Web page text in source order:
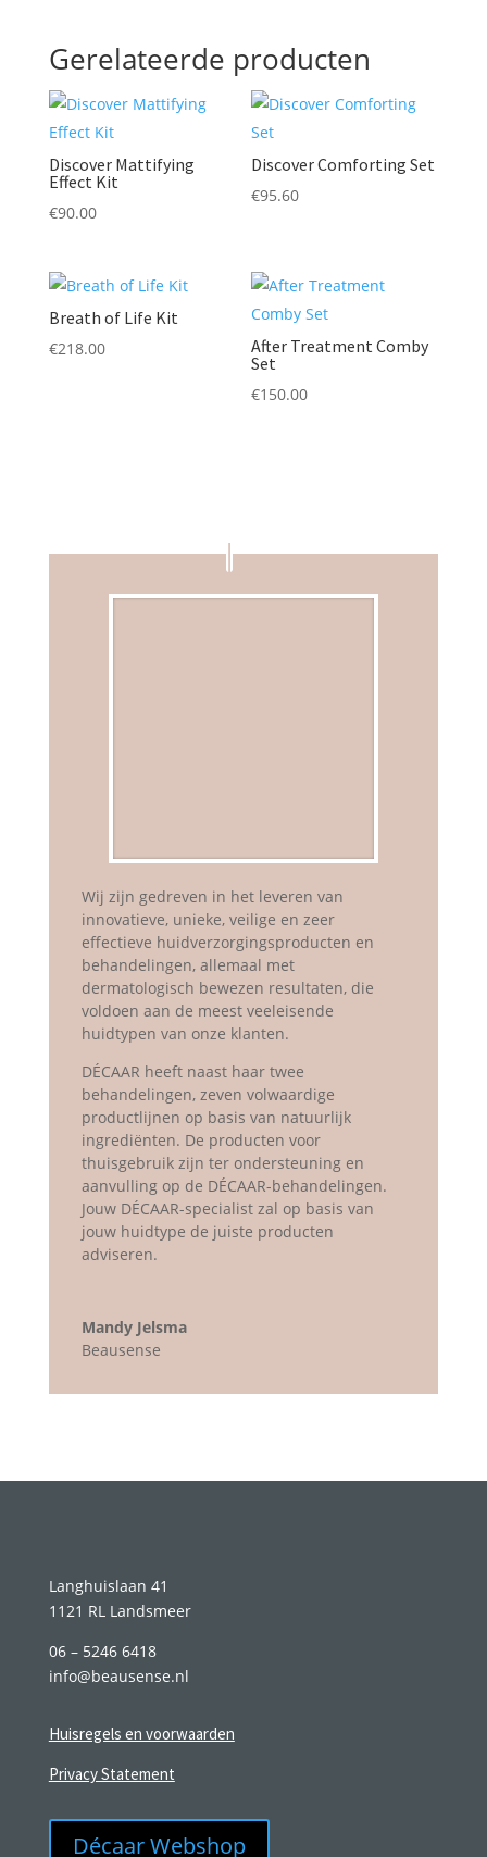
Gerelateerde producten
Discover Mattifying
Effect Kit
€90.00
Discover Comforting Set
€95.60
Breath of Life Kit
€218.00
After Treatment Comby
Set
€150.00
Wij zijn gedreven in het leveren van
innovatieve, unieke, veilige en zeer
effectieve huidverzorgingsproducten en
behandelingen, allemaal met
dermatologisch bewezen resultaten, die
voldoen aan de meest veeleisende
huidtypen van onze klanten.
DÉCAAR heeft naast haar twee
behandelingen, zeven volwaardige
productlijnen op basis van natuurlijk
ingrediënten. De producten voor
thuisgebruik zijn ter ondersteuning en
aanvulling op de DÉCAAR-behandelingen.
Jouw DÉCAAR-specialist zal op basis van
jouw huidtype de juiste producten
adviseren.
Mandy Jelsma
Beausense
Langhuislaan 41
1121 RL Landsmeer
06 – 5246 6418
info@beausense.nl
Huisregels en voorwaarden
Privacy Statement
Décaar Webshop